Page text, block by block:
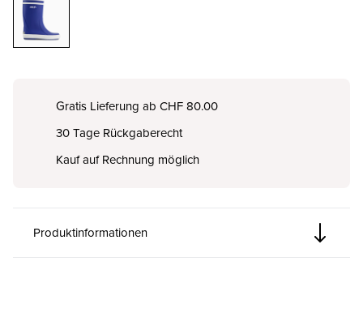
Gratis Lieferung ab CHF 80.00
30 Tage Rückgaberecht
Kauf auf Rechnung möglich
Produktinformationen